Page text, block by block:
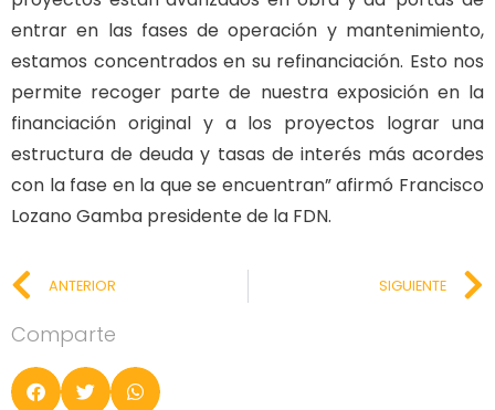
entrar en las fases de operación y mantenimiento,
estamos concentrados en su refinanciación. Esto nos
permite recoger parte de nuestra exposición en la
financiación original y a los proyectos lograr una
estructura de deuda y tasas de interés más acordes
con la fase en la que se encuentran” afirmó Francisco
Lozano Gamba presidente de la FDN.
ANTERIOR SIGUIENTE
Comparte